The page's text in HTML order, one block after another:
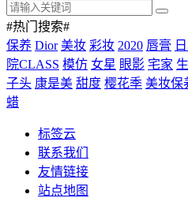
#热门搜索#
保养 Dior 美妆 彩妆 2020 唇膏
院CLASS 模仿 女星 眼影 宅家
子头 康是美 甜度 樱花季 美妆保
蜡
标签云
联系我们
友情链接
站点地图